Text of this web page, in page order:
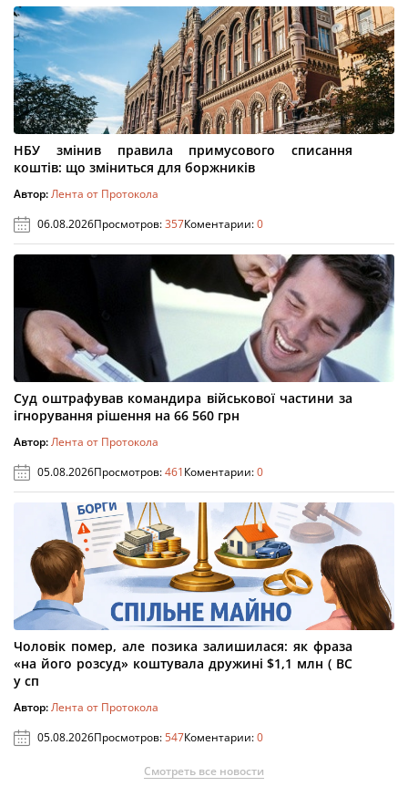
НБУ змінив правила примусового списання
коштів: що зміниться для боржників
Автор:Лента от Протокола
06.08.2026Просмотров:357Коментарии:0
Суд оштрафував командира військової частини за
ігнорування рішення на 66 560 грн
Автор:Лента от Протокола
05.08.2026Просмотров:461Коментарии:0
Чоловік помер, але позика залишилася: як фраза
«на його розсуд» коштувала дружині $1,1 млн ( ВС
у сп
Автор:Лента от Протокола
05.08.2026Просмотров:547Коментарии:0
Смотреть все новости